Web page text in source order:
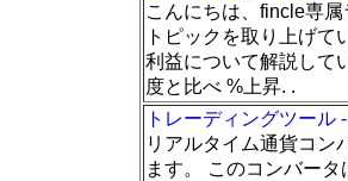
こんにちは、fincle専
トピックを取り上げ
利益について解説して
度と比べ %上昇. .
トレーディングツール
リアルタイム通貨コン
ます。 このコンバー